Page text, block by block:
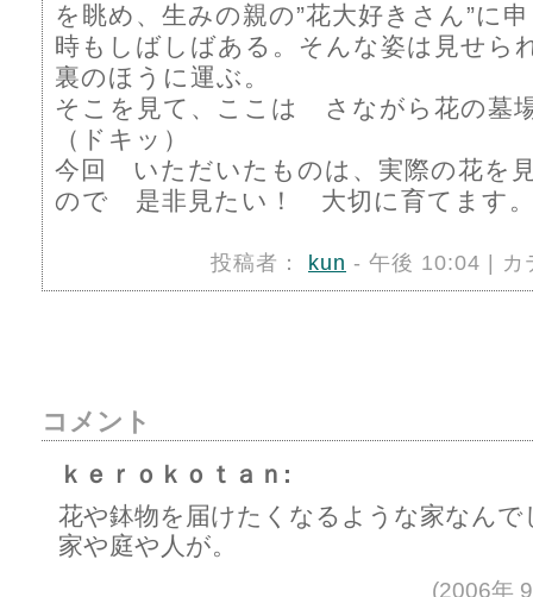
を眺め、生みの親の”花大好きさん”に
時もしばしばある。そんな姿は見せら
裏のほうに運ぶ。
そこを見て、ここは さながら花の墓
（ドキッ）
今回 いただいたものは、実際の花を
ので 是非見たい！ 大切に育てます
投稿者： kun - 午後 10:04 |
コメント
ｋｅｒｏｋｏｔａｎ:
花や鉢物を届けたくなるような家なん
家や庭や人が。
(2006年